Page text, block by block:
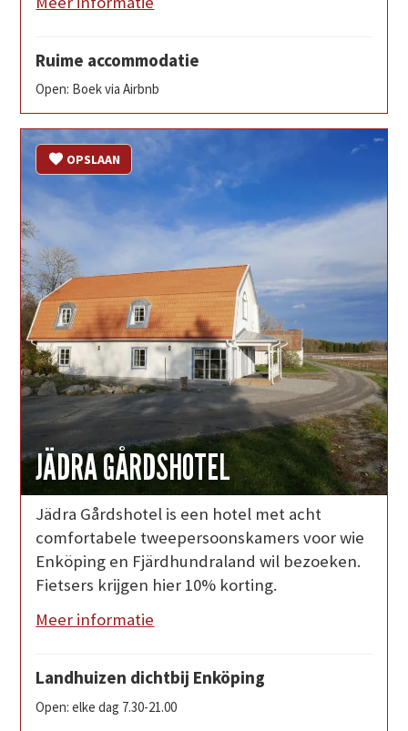
Ruime accommodatie
Open: Boek via Airbnb
JÄDRA GÅRDSHOTEL
OPSLAAN
Jädra Gårdshotel is een hotel met acht
comfortabele tweepersoonskamers voor wie
Enköping en Fjärdhundraland wil bezoeken.
Fietsers krijgen hier 10% korting.
Meer informatie
Landhuizen dichtbij Enköping
Open: elke dag 7.30-21.00